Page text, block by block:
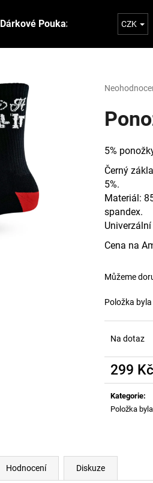
Dárkové Poukazy Kontaktujte
CZK
Průměrné
produktu
je
5
hvězdiček.
5%
Černý
5%.
Materiál:
spandex.
Cena na
Můžeme
Položka
Na dotaz
299 Kč
Měrná
cena:
Kategorie:
Položka
Hodnocení Diskuze
HLEDAT
ZELENÉ TRIKO RICH
999 Kč